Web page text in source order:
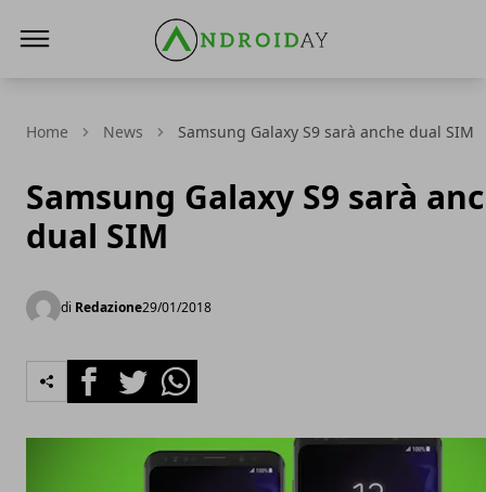
Home News Samsung Galaxy S9 sarà anche dual SIM
Samsung Galaxy S9 sarà
dual SIM
di Redazione29/01/2018
FacebookTwitterWhatsapp